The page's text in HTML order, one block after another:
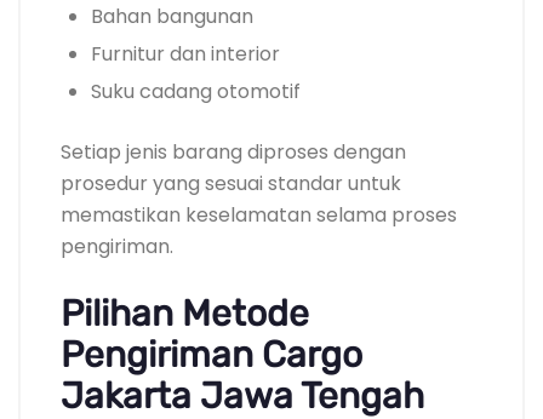
Bahan bangunan
Furnitur dan interior
Suku cadang otomotif
Setiap jenis barang diproses dengan
prosedur yang sesuai standar untuk
memastikan keselamatan selama proses
pengiriman.
Pilihan Metode
Pengiriman Cargo
Jakarta Jawa Tengah